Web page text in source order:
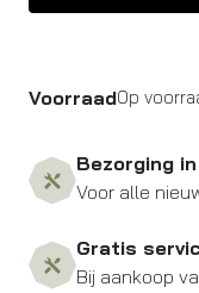
VoorraadOp
Bezorging
Voor alle
Gratis
Bij aankoop